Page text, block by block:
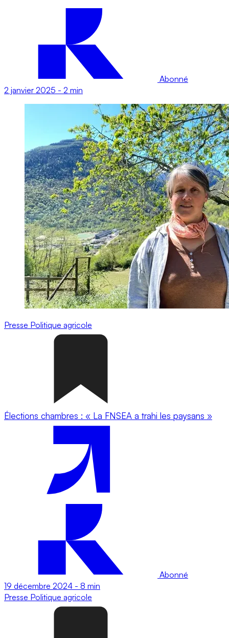
Abonné
2 janvier 2025 - 2 min
Presse Politique agricole
Élections chambres : « La FNSEA a trahi les paysans »
Abonné
19 décembre 2024 - 8 min
Presse Politique agricole